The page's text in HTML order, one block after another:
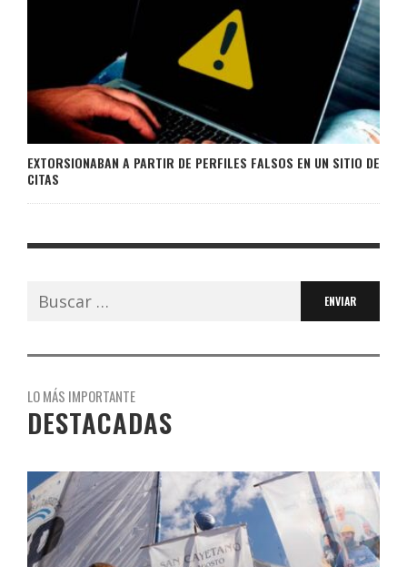
EXTORSIONABAN A PARTIR DE PERFILES FALSOS EN UN SITIO DE
CITAS
Buscar:
LO MÁS IMPORTANTE
DESTACADAS